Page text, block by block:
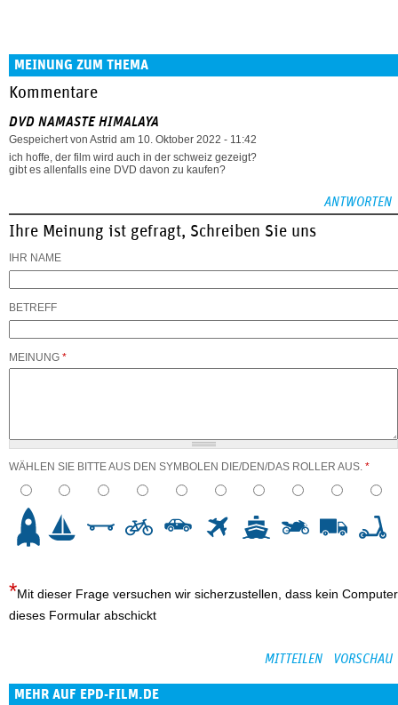
MEINUNG ZUM THEMA
Kommentare
DVD NAMASTE HIMALAYA
Gespeichert von Astrid am 10. Oktober 2022 - 11:42
ich hoffe, der film wird auch in der schweiz gezeigt?
gibt es allenfalls eine DVD davon zu kaufen?
ANTWORTEN
Ihre Meinung ist gefragt, Schreiben Sie uns
IHR NAME
BETREFF
MEINUNG *
WÄHLEN SIE BITTE AUS DEN SYMBOLEN DIE/DEN/DAS ROLLER AUS. *
Mit dieser Frage versuchen wir sicherzustellen, dass kein Computer
dieses Formular abschickt
MEHR AUF EPD-FILM.DE